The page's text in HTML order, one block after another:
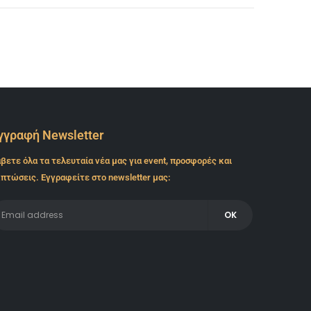
Newsletter
όλα τα τελευταία νέα μας για event, προσφορές και
Εγγραφείτε στο newsletter μας: